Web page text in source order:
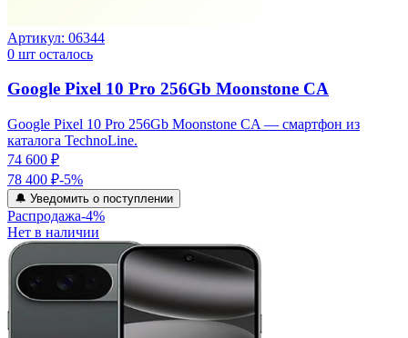
Артикул: 06344
0 шт осталось
Google Pixel 10 Pro 256Gb Moonstone CA
Google Pixel 10 Pro 256Gb Moonstone CA — смартфон из
каталога TechnoLine.
74 600 ₽
78 400 ₽-5%
🔔 Уведомить о поступлении
Распродажа-4%
Нет в наличии